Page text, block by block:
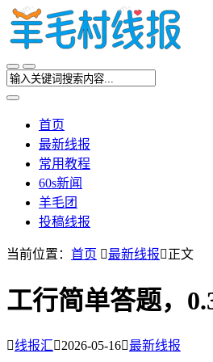
首页
最新线报
常用教程
60s新闻
羊毛团
投稿线报
当前位置： 首页 最新线报正文
工行简单答题，
线报汇2026-05-16最新线报